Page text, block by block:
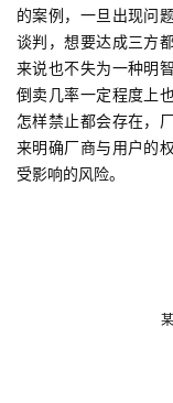
2
0
2
5
第
十
三
的案例，一旦出现问
谈判，想要达成三方
来说也不失为一种明
倒卖几率一定程度上
怎样禁止都会存在，
来明确厂商与用户的
受影响的风险。